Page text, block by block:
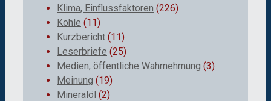
Klima, Einflussfaktoren (226)
Kohle (11)
Kurzbericht (11)
Leserbriefe (25)
Medien, öffentliche Wahrnehmung (3)
Meinung (19)
Mineralöl (2)